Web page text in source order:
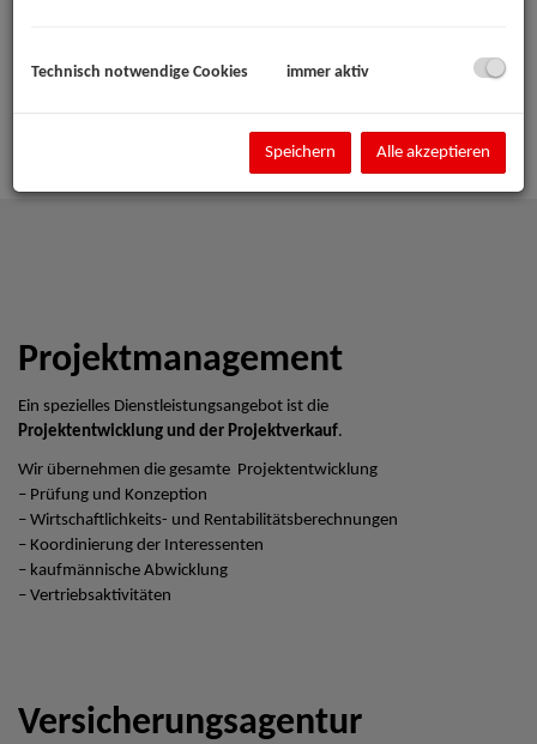
Projektmanagement
Ein spezielles Dienstleistungsangebot ist die
Projektentwicklung und der Projektverkauf.
Wir übernehmen die gesamte Projektentwicklung
– Prüfung und Konzeption
– Wirtschaftlichkeits- und Rentabilitätsberechnungen
– Koordinierung der Interessenten
– kaufmännische Abwicklung
– Vertriebsaktivitäten
Versicherungsagentur
Technisch notwendige Cookies immer aktiv
Speichern Alle akzeptieren